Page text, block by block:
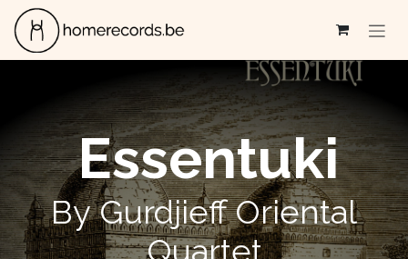
Se rendre au contenu
Essentuki
By Gurdjieff Oriental
Quartet